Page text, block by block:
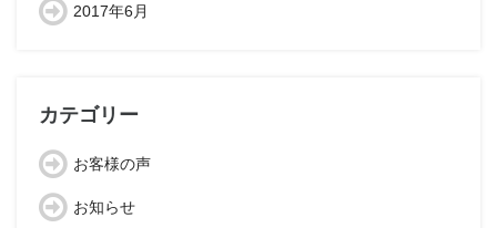
2017年6月
カテゴリー
お客様の声
お知らせ